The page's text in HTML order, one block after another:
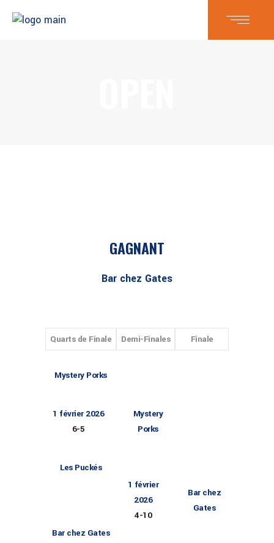
GAGNANT
Bar chez Gates
Quarts de Finale Demi-Finales Finale
Mystery Porks
1 février 2026
6-5
Mystery
Porks
1 février
2026
4-10
Les Puckés
Bar chez
Gates
Bar chez Gates